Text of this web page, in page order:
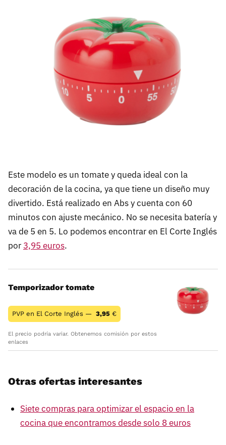
Este modelo es un tomate y queda ideal con la
decoración de la cocina, ya que tiene un diseño muy
divertido. Está realizado en Abs y cuenta con 60
minutos con ajuste mecánico. No se necesita batería y
va de 5 en 5. Lo podemos encontrar en El Corte Inglés
por 3,95 euros.
Temporizador tomate
PVP en El Corte Inglés — 3,95 €
El precio podría variar. Obtenemos comisión por estos
enlaces
Otras ofertas interesantes
Siete compras para optimizar el espacio en la
cocina que encontramos desde solo 8 euros